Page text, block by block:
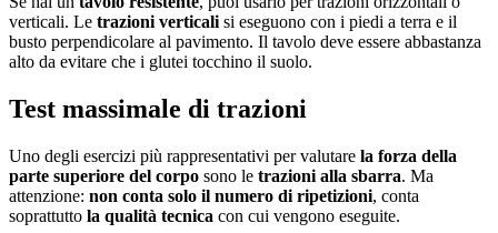
verticali. Le trazioni verticali si eseguono con i piedi a terra e il
busto perpendicolare al pavimento. Il tavolo deve essere abbastanza
alto da evitare che i glutei tocchino il suolo.
Test massimale di trazioni
Uno degli esercizi più rappresentativi per valutare la forza della
parte superiore del corpo sono le trazioni alla sbarra. Ma
attenzione: non conta solo il numero di ripetizioni, conta
soprattutto la qualità tecnica con cui vengono eseguite.